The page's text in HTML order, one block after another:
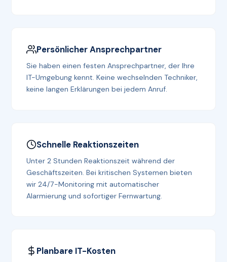
Persönlicher Ansprechpartner
Sie haben einen festen Ansprechpartner, der Ihre
IT-Umgebung kennt. Keine wechselnden Techniker,
keine langen Erklärungen bei jedem Anruf.
Schnelle Reaktionszeiten
Unter 2 Stunden Reaktionszeit während der
Geschäftszeiten. Bei kritischen Systemen bieten
wir 24/7-Monitoring mit automatischer
Alarmierung und sofortiger Fernwartung.
Planbare IT-Kosten